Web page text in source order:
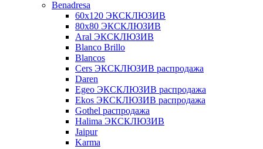
Benadresa
60х120 ЭКСКЛЮЗИВ
80х80 ЭКСКЛЮЗИВ
Aral ЭКСКЛЮЗИВ
Blanco Brillo
Blancos
Cers ЭКСКЛЮЗИВ распродажа
Daren
Egeo ЭКСКЛЮЗИВ распродажа
Ekos ЭКСКЛЮЗИВ распродажа
Gothel распродажа
Halima ЭКСКЛЮЗИВ
Jaipur
Karma